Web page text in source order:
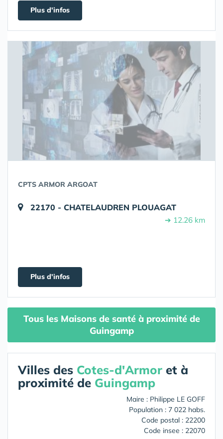
Plus d'infos
CPTS ARMOR ARGOAT
22170 - CHATELAUDREN PLOUAGAT
➔ 12.26 km
Plus d'infos
Tous les Maisons de santé à proximité de
Guingamp
Villes des Cotes-d'Armor et à
proximité de Guingamp
Maire : Philippe LE GOFF
Population : 7 022 habs.
Code postal : 22200
Code insee : 22070